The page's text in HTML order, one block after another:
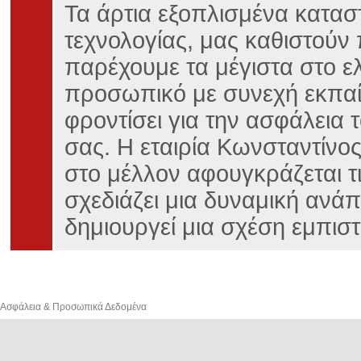
Τα άρτια εξοπλισμένα
τεχνολογίας, μας καθιστούν
παρέχουμε τα μέγιστα στο
προσωπικό με συνεχή
φροντίσει για την ασφάλεια
σας. Η εταιρία
στο μέλλον αφουγκράζεται
σχεδιάζει μια δυναμική
δημιουργεί μια σχέση
Ασφάλεια & Προσωπικά Δεδομένα